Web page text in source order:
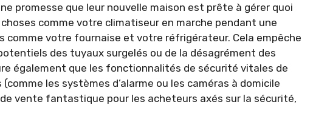
promesse que leur nouvelle maison est prête à gérer quoi
comme votre climatiseur en marche pendant une
comme votre fournaise et votre réfrigérateur. Cela empêche
des tuyaux surgelés ou de la désagrément des
également que les fonctionnalités de sécurité vitales de
les systèmes d’alarme ou les caméras à domicile
vente fantastique pour les acheteurs axés sur la sécurité,